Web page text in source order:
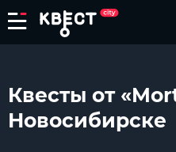
Квесты от
Новосибирске